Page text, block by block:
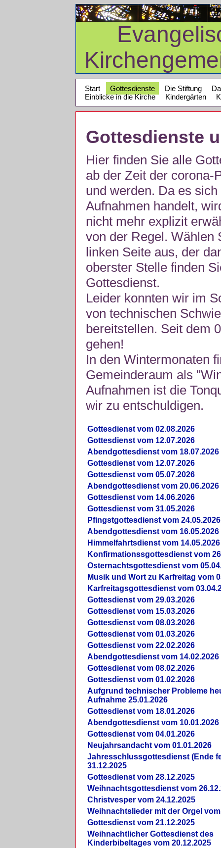
Start Gottesdienste Die Stiftung
Einblicke in die Kirche
Kindergärten
Gottesdienste
Hier finden Sie alle
ab der Zeit der corona-
und werden. Da es
Aufnahmen handelt,
nicht mehr explizit
von der Regel. Wählen
linken Seite aus, der
oberster Stelle finden
Gottesdienst.
Leider konnten wir im
von technischen
bereitstellen. Seit dem
gehen!
In den Wintermonaten
Gemeinderaum als
Aufnahmen ist die
wir zu entschuldigen.
Gottesdienst vom 02.08.2026
Gottesdienst vom 12.07.2026
Abendgottesdienst vom 18.07.2026
Gottesdienst vom 12.07.2026
Gottesdienst vom 05.07.2026
Abendgottesdienst vom 20.06.2026
Gottesdienst vom 14.06.2026
Gottesdienst vom 31.05.2026
Pfingstgottesdienst vom 24.05.2026
Abendgottesdienst vom 16.05.2026
Himmelfahrtsdienst vom 14.05.2026
Konfirmationssgottesdienst vom
Osternachtsgottesdienst vom
Musik und Wort zu Karfreitag vom
Karfreitagsgottesdienst vom
Gottesdienst vom 29.03.2026
Gottesdienst vom 15.03.2026
Gottesdienst vom 08.03.2026
Gottesdienst vom 01.03.2026
Gottesdienst vom 22.02.2026
Abendgottesdienst vom 14.02.2026
Gottesdienst vom 08.02.2026
Gottesdienst vom 01.02.2026
Aufgrund technischer Probleme
Aufnahme 25.01.2026
Gottesdienst vom 18.01.2026
Abendgottesdienst vom 10.01.2026
Gottesdienst vom 04.01.2026
Neujahrsandacht vom 01.01.2026
Jahresschlussgottesdienst (Ende
31.12.2025
Gottesdienst vom 28.12.2025
Weihnachtsgottesdienst vom
Christvesper vom 24.12.2025
Weihnachtslieder mit der Orgel vom
Gottesdienst vom 21.12.2025
Weihnachtlicher Gottesdienst des
Kinderbibeltages vom 20.12.2025